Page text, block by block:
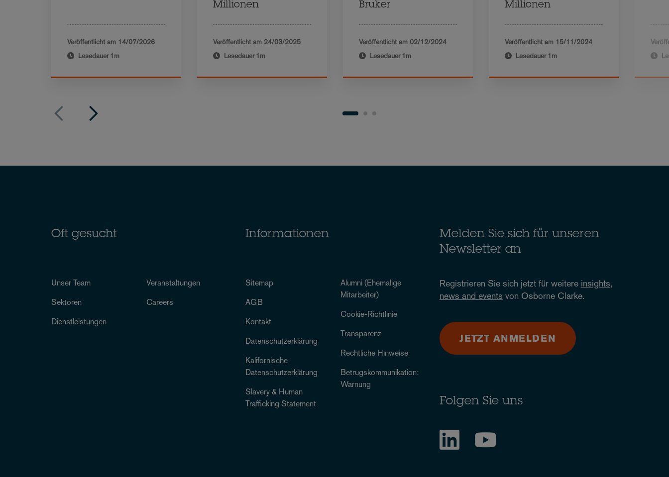
Veröffentlicht am 14/07/2026
Lesedauer 1m
Millionen
Veröffentlicht am 24/03/2025
Lesedauer 1m
Bruker
Veröffentlicht am 02/12/2024
Lesedauer 1m
Millionen
Veröffentlicht am 15/11/2024
Lesedauer 1m
Oft gesucht
Unser Team
Sektoren
Dienstleistungen
Veranstaltungen
Careers
Informationen
Sitemap
AGB
Kontakt
Datenschutzerklärung
Kalifornische
Datenschutzerklärung
Slavery & Human
Trafficking Statement
Alumni (Ehemalige
Mitarbeiter)
Cookie-Richtlinie
Transparenz
Rechtliche Hinweise
Betrugskommunikation:
Warnung
Melden Sie sich für unseren
Newsletter an
Registrieren Sie sich jetzt für weitere insights,
news and events von Osborne Clarke.
JETZT ANMELDEN
Folgen Sie uns